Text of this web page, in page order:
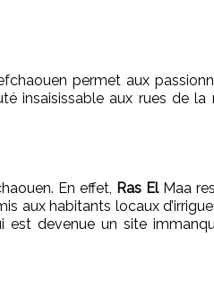
permet aux
insaisissable aux rues de la
En effet, Ras ElMaa
aux habitants locaux
est devenue un site